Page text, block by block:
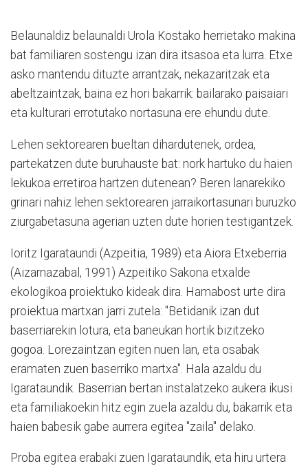
Belaunaldiz belaunaldi Urola Kostako herrietako makina
bat familiaren sostengu izan dira itsasoa eta lurra. Etxe
asko mantendu dituzte arrantzak, nekazaritzak eta
abeltzaintzak, baina ez hori bakarrik: bailarako paisaiari
eta kulturari errotutako nortasuna ere ehundu dute.
Lehen sektorearen bueltan dihardutenek, ordea,
partekatzen dute buruhauste bat: nork hartuko du haien
lekukoa erretiroa hartzen dutenean? Beren lanarekiko
grinari nahiz lehen sektorearen jarraikortasunari buruzko
ziurgabetasuna agerian uzten dute horien testigantzek.
Ioritz Igarataundi (Azpeitia, 1989) eta Aiora Etxeberria
(Aizarnazabal, 1991) Azpeitiko Sakona etxalde
ekologikoa proiektuko kideak dira. Hamabost urte dira
proiektua martxan jarri zutela: "Betidanik izan dut
baserriarekin lotura, eta baneukan hortik bizitzeko
gogoa. Lorezaintzan egiten nuen lan, eta osabak
eramaten zuen baserriko martxa". Hala azaldu du
Igarataundik. Baserrian bertan instalatzeko aukera ikusi
eta familiakoekin hitz egin zuela azaldu du, bakarrik eta
haien babesik gabe aurrera egitea "zaila" delako.
Proba egitea erabaki zuen Igarataundik, eta hiru urtera